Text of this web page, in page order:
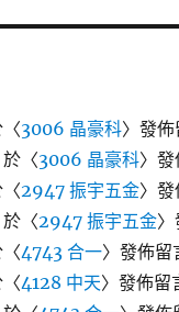
〈3006 晶豪科〉發
於〈3006 晶豪科〉
〈2947 振宇五金〉
於〈2947 振宇五金
〈4743 合一〉發佈留
〈4128 中天〉發佈留